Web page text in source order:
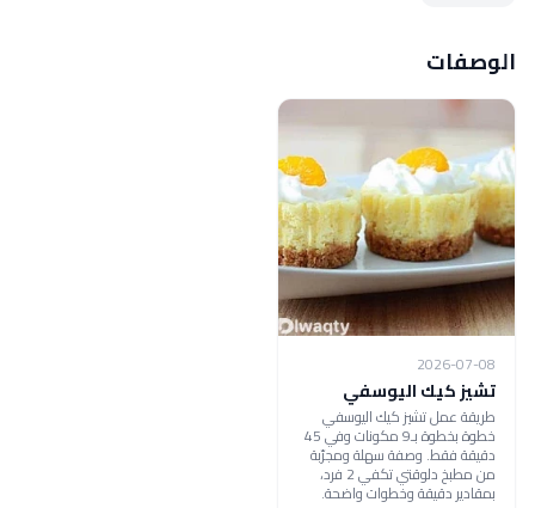
الوصفات
2026-07-08
تشيز كيك اليوسفي
طريقة عمل تشيز كيك اليوسفي
خطوة بخطوة بـ9 مكونات وفي 45
دقيقة فقط. وصفة سهلة ومجرّبة
من مطبخ دلوقتي تكفي 2 فرد،
بمقادير دقيقة وخطوات واضحة.